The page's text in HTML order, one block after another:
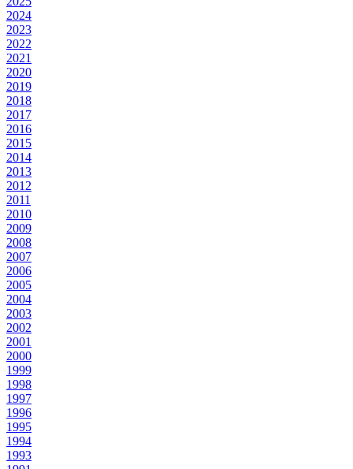
2024
2023
2022
2021
2020
2019
2018
2017
2016
2015
2014
2013
2012
2011
2010
2009
2008
2007
2006
2005
2004
2003
2002
2001
2000
1999
1998
1997
1996
1995
1994
1993